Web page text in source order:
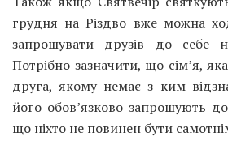
грудня на Різдво вже можна
запрошувати друзів до себе
Потрібно зазначити, що сім’я,
друга, якому немає з ким
його обов’язково запрошують
що ніхто не повинен бути